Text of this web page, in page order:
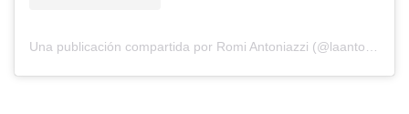
Una publicación compartida por Romi Antoniazzi (@laantoniazzi)